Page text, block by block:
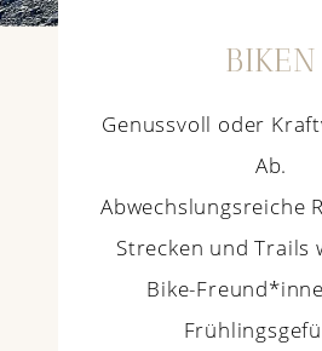
BIKEN
Genussvoll oder
Ab.
Abwechslungsreiche
Strecken und Trails
Bike-